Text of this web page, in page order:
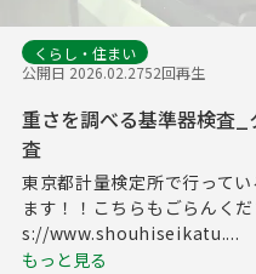
くらし・住まい
公開日 2026.02.2752回再生
重さを調べる基準器検査
査
東京都計量検定所で行って
ます！！こちらもごらんく
s://www.shouhiseikatu....
もっと見る